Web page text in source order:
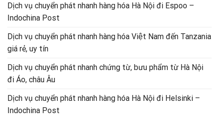
Dịch vụ chuyển phát nhanh hàng hóa Hà Nội đi Espoo –
Indochina Post
Dịch vụ chuyển phát nhanh hàng hóa Việt Nam đến Tanzania
giá rẻ, uy tín
Dịch vụ chuyển phát nhanh chứng từ, bưu phẩm từ Hà Nội
đi Áo, châu Âu
Dịch vụ chuyển phát nhanh hàng hóa Hà Nội đi Helsinki –
Indochina Post